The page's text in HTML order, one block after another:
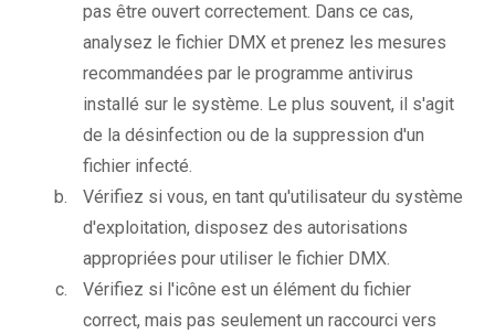
pas être ouvert correctement. Dans ce cas,
analysez le fichier DMX et prenez les mesures
recommandées par le programme antivirus
installé sur le système. Le plus souvent, il s'agit
de la désinfection ou de la suppression d'un
fichier infecté.
Vérifiez si vous, en tant qu'utilisateur du système
d'exploitation, disposez des autorisations
appropriées pour utiliser le fichier DMX.
Vérifiez si l'icône est un élément du fichier
correct, mais pas seulement un raccourci vers